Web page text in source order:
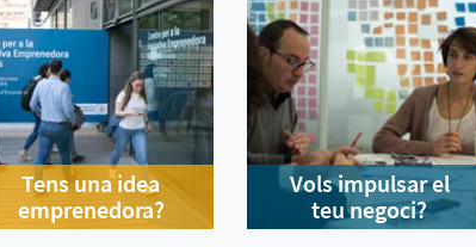
Tens una idea
emprenedora?
Vols impulsar el
teu negoci?